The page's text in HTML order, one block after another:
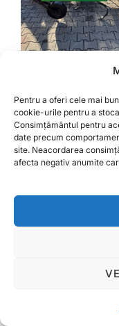
Pentru a oferi cele mai
cookie-urile pentru a
Consimțământul pentru
date precum
site. Neacordarea
afecta negativ anumite
Combinator
8.000,00lei Prețul
inițial
a
fost:
ADAUGĂ ÎN
Termeni si conditii
Copyright ©